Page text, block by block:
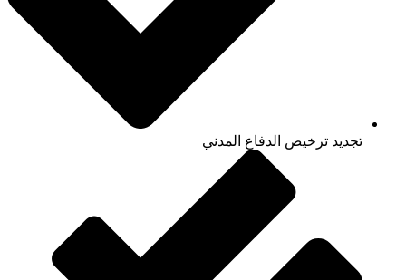
تجديد ترخيص الدفاع المدني